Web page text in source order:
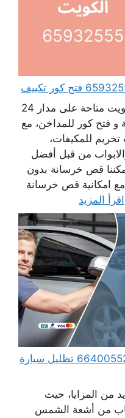
خدمات شركة قص خرسانة الكويت متاحة على مدار 24
و فتح كور للمداخن، مع
للمكيفات،
من قبل أفضل
قص خرسانة بدون
مع امكانية قص خرسانة
اقرأ المزيد
تظليل سيارات متنقل الكويت 66400552 تظليل سيارة
من المزايا، حيث
من أشعة الشمس